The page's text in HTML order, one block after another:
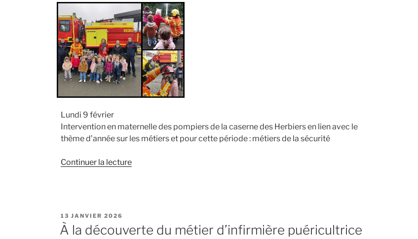
Lundi 9 février
Intervention en maternelle des pompiers de la caserne des Herbiers en lien avec le
thème d’année sur les métiers et pour cette période : métiers de la sécurité
Continuer la lecturede
s’invitent
PUBLIÉ
LE
13 JANVIER 2026
À la découverte du métier d’infirmière puéricultrice